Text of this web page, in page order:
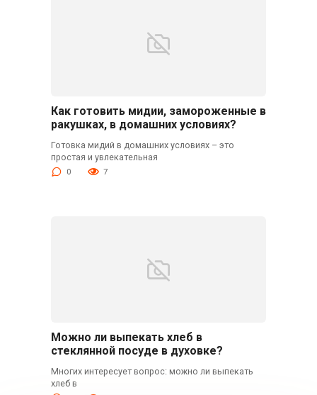
Как готовить мидии, замороженные в
ракушках, в домашних условиях?
Готовка мидий в домашних условиях – это
простая и увлекательная
0 7
Можно ли выпекать хлеб в
стеклянной посуде в духовке?
Многих интересует вопрос: можно ли выпекать
хлеб в